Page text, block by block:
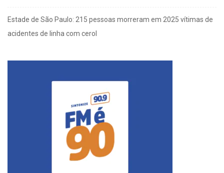
Estade de São Paulo: 215 pessoas morreram em 2025 vítimas de
acidentes de linha com cerol